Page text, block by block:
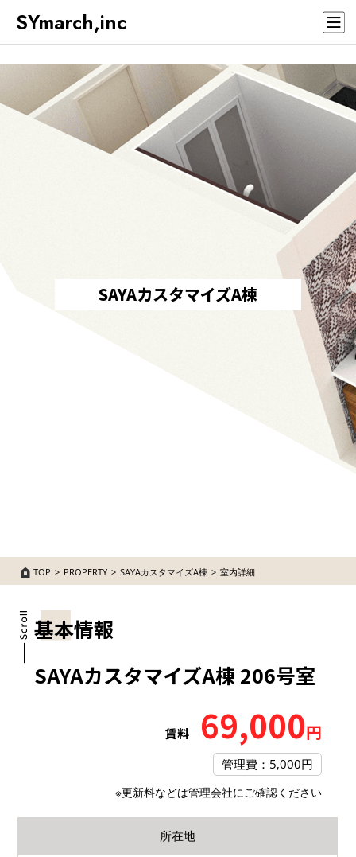
SYmarch,inc
SAYAカスタマイズA棟
TOP PROPERTY SAYAカスタマイズA棟 室内詳細
基本情報
SAYAカスタマイズA棟 206号室
賃料 69,000円
管理費：5,000円
※更新料などは管理会社にご確認ください
所在地